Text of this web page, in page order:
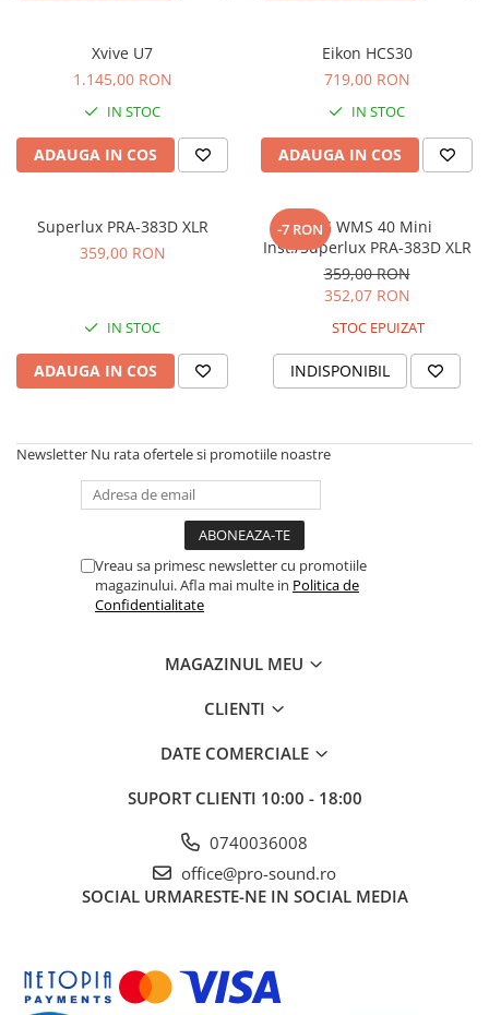
Power Conditioner
Unelte Audio
Microfoane
Accesorii de microfoane
Microfoane de broadcast
Microfoane de instrumente
Microfoane de Suprafata
Microfoane podcast, USB, iOS /
Microfoane pt Camere Video
Microfoane pt instalatii si
conferinta
Microfoane Ribbon
Microfoane stereo
Microfoane wireless si sisteme
Accesorii de microfoane
Accesorii de rack
Controllere MIDI - USB DAW
Controllere monitoare de studio
Interfete MIDI si Cabluri Midi-USB
Xvive U7
1.145,00 RON
IN STOC
ADAUGA IN COS
Eikon HCS30
719,00 RON
IN STOC
ADAUGA IN COS
Superlux PRA-383D XLR
359,00 RON
IN STOC
ADAUGA IN COS
-7 RONAKG WMS 40 Mini
Inst./Superlux PRA-383D XLR
359,00 RON
352,07 RON
STOC EPUIZAT
INDISPONIBIL
Newsletter Nu rata ofertele si promotiile noastre
Vreau sa primesc newsletter cu promotiile
magazinului. Afla mai multe in Politica de
Confidentialitate
MAGAZINUL MEU
CLIENTI
DATE COMERCIALE
SUPORT CLIENTI 10:00 - 18:00
0740036008
office@pro-sound.ro
SOCIAL URMARESTE-NE IN SOCIAL MEDIA